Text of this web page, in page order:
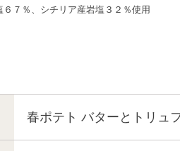
７％、シチリア産岩塩３２％使用
春ポテト バターとトリュ